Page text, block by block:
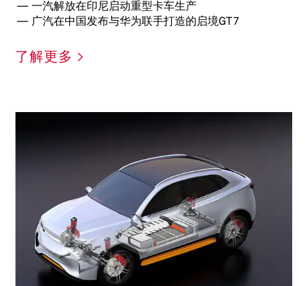
一汽解放在印尼启动重型卡车生产
广汽在中国发布与华为联手打造的启境GT7
了解更多 >